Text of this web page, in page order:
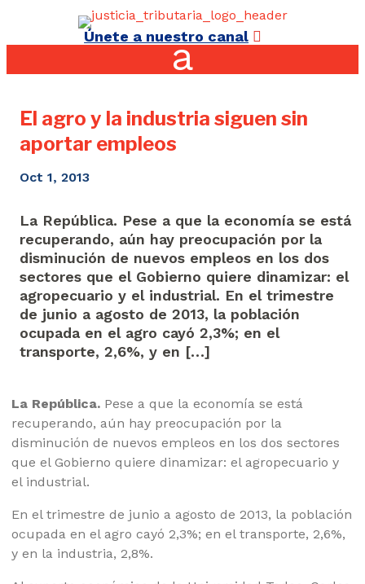
Únete a nuestro canal
El agro y la industria siguen sin
aportar empleos
Oct 1, 2013
La República. Pese a que la economía se está
recuperando, aún hay preocupación por la
disminución de nuevos empleos en los dos
sectores que el Gobierno quiere dinamizar: el
agropecuario y el industrial. En el trimestre
de junio a agosto de 2013, la población
ocupada en el agro cayó 2,3%; en el
transporte, 2,6%, y en […]
La República. Pese a que la economía se está
recuperando, aún hay preocupación por la
disminución de nuevos empleos en los dos sectores
que el Gobierno quiere dinamizar: el agropecuario y
el industrial.
En el trimestre de junio a agosto de 2013, la población
ocupada en el agro cayó 2,3%; en el transporte, 2,6%,
y en la industria, 2,8%.